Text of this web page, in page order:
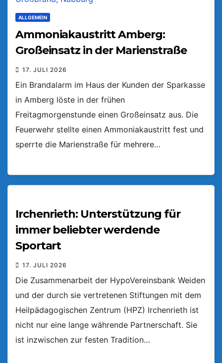
ALLGEMEIN
Ammoniakaustritt Amberg:
Großeinsatz in der Marienstraße
17. JULI 2026
Ein Brandalarm im Haus der Kunden der Sparkasse
in Amberg löste in der frühen
Freitagmorgenstunde einen Großeinsatz aus. Die
Feuerwehr stellte einen Ammoniakaustritt fest und
sperrte die Marienstraße für mehrere…
Irchenrieth: Unterstützung für
immer beliebter werdende
Sportart
17. JULI 2026
Die Zusammenarbeit der HypoVereinsbank Weiden
und der durch sie vertretenen Stiftungen mit dem
Heilpädagogischen Zentrum (HPZ) Irchenrieth ist
nicht nur eine lange währende Partnerschaft. Sie
ist inzwischen zur festen Tradition…